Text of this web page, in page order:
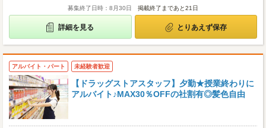
募集終了日時：8月30日 掲載終了まであと21日
詳細を見る とりあえず保存
アルバイト・パート 未経験者歓迎
【ドラッグストアスタッフ】夕勤★授業終わりに
アルバイト♪MAX30％OFFの社割有◎髪色自由